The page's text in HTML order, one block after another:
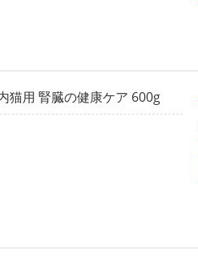
猫用 腎臓の健康ケア 600g